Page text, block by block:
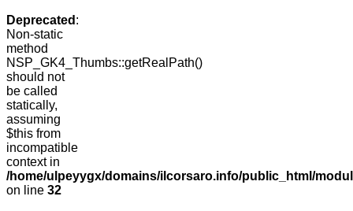
Deprecated :
Non-static
method
NSP_GK4_Thumbs::getRealPath()
should not
be called
statically,
assuming
$this from
incompatible
context in
/home/ulpeyygx/domains/ilcorsaro.info/public_html/
on line 32